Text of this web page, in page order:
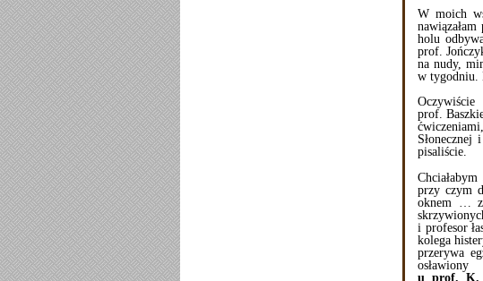
W moich
holu
prof.
na nudy,
w tygodniu.
prof.
pisaliście.
przy czym
oknem …
i profesor
kolega
przerywa
u prof. K.